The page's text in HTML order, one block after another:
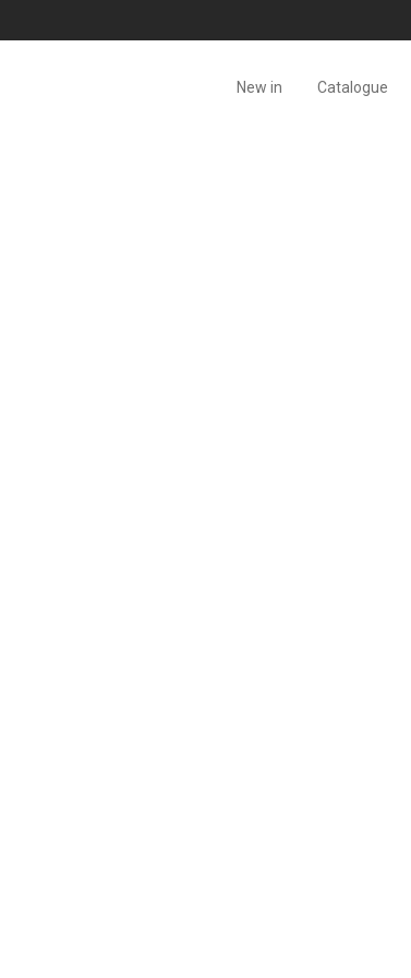
New in Catalogue